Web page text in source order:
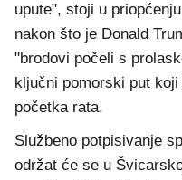
upute", stoji u
nakon što je Donald
"brodovi počeli s
ključni pomorski put
početka rata.
Službeno potpisivanje
održat će se u